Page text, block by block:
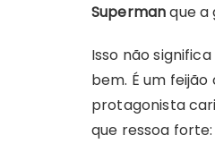
Supermanque a
Isso não
bem. É um
protagonista
que ressoa